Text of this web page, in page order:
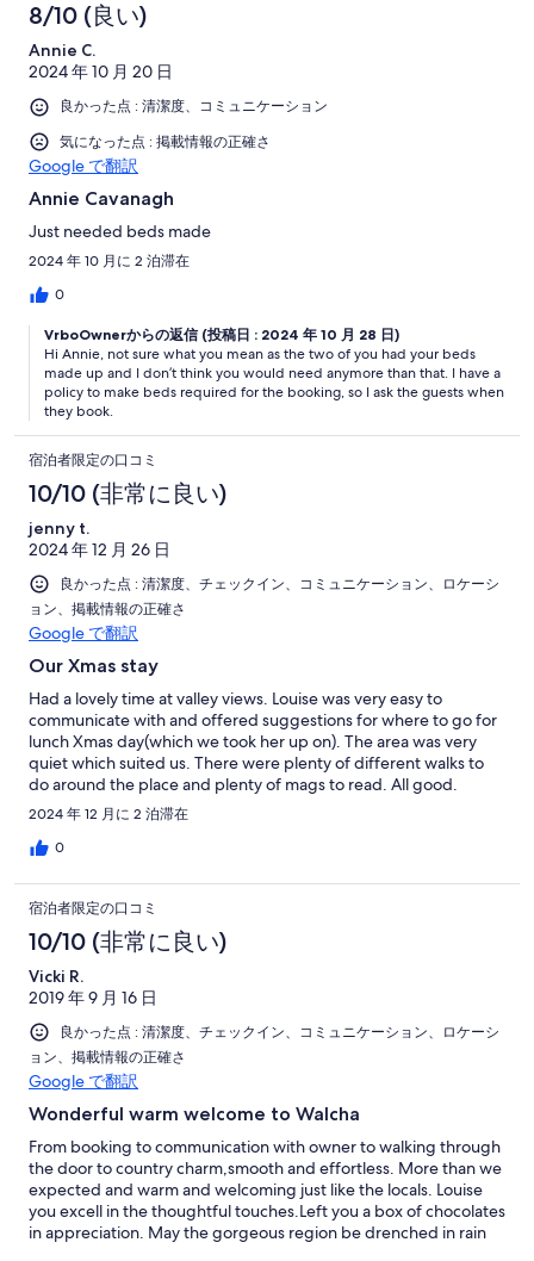
8/10 (良い)
Annie C.
2024 年 10 月 20 日
良かった点 : 清潔度、コミュニケーション
気になった点 : 掲載情報の正確さ
Google で翻訳
Annie Cavanagh
Just needed beds made
2024 年 10 月に 2 泊滞在
0
VrboOwnerからの返信 (投稿日 : 2024 年 10 月 28 日)
Hi Annie, not sure what you mean as the two of you had your beds
made up and I don’t think you would need anymore than that. I have a
policy to make beds required for the booking, so I ask the guests when
they book.
宿泊者限定の口コミ
10/10 (非常に良い)
jenny t.
2024 年 12 月 26 日
良かった点 : 清潔度、チェックイン、コミュニケーション、ロケーシ
ョン、掲載情報の正確さ
Google で翻訳
Our Xmas stay
Had a lovely time at valley views. Louise was very easy to
communicate with and offered suggestions for where to go for
lunch Xmas day(which we took her up on). The area was very
quiet which suited us. There were plenty of different walks to
do around the place and plenty of mags to read. All good.
Thanks very much
2024 年 12 月に 2 泊滞在
0
宿泊者限定の口コミ
10/10 (非常に良い)
Vicki R.
2019 年 9 月 16 日
良かった点 : 清潔度、チェックイン、コミュニケーション、ロケーシ
ョン、掲載情報の正確さ
Google で翻訳
Wonderful warm welcome to Walcha
From booking to communication with owner to walking through
the door to country charm,smooth and effortless. More than we
expected and warm and welcoming just like the locals. Louise
you excell in the thoughtful touches.Left you a box of chocolates
in appreciation. May the gorgeous region be drenched in rain